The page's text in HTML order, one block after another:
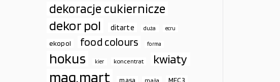
dekoracje cukiernicze
dekor pol ditarte duża ecru
ekopol food colours forma
hokus kier koncentrat kwiaty
mag.mart masa mała MEC3